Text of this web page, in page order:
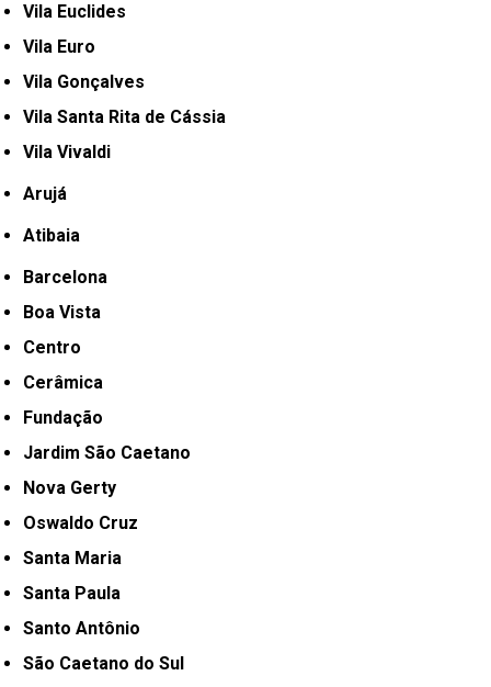
Vila Euclides
Vila Euro
Vila Gonçalves
Vila Santa Rita de Cássia
Vila Vivaldi
Arujá
Atibaia
Barcelona
Boa Vista
Centro
Cerâmica
Fundação
Jardim São Caetano
Nova Gerty
Oswaldo Cruz
Santa Maria
Santa Paula
Santo Antônio
São Caetano do Sul